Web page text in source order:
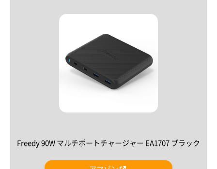
Freedy 90W マルチポートチャージャー EA1707 ブラック